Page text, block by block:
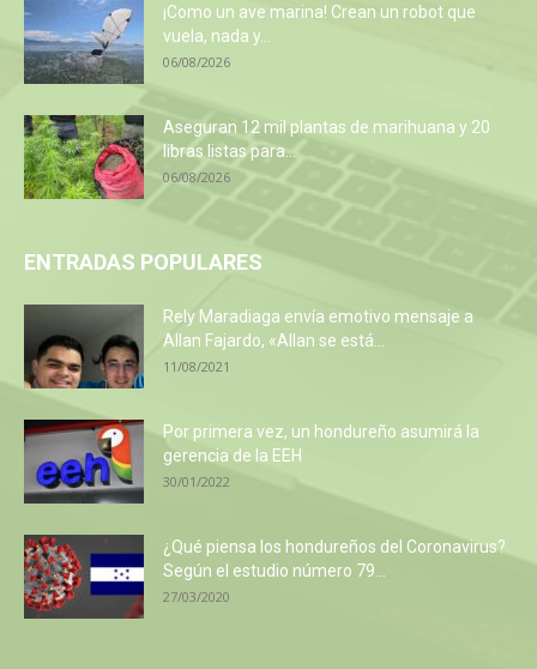
¡Como un ave marina! Crean un robot que
vuela, nada y...
06/08/2026
Aseguran 12 mil plantas de marihuana y 20
libras listas para...
06/08/2026
ENTRADAS POPULARES
Rely Maradiaga envía emotivo mensaje a
Allan Fajardo, «Allan se está...
11/08/2021
Por primera vez, un hondureño asumirá la
gerencia de la EEH
30/01/2022
¿Qué piensa los hondureños del Coronavirus?
Según el estudio número 79...
27/03/2020